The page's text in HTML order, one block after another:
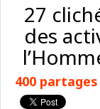
27
des
400 partages